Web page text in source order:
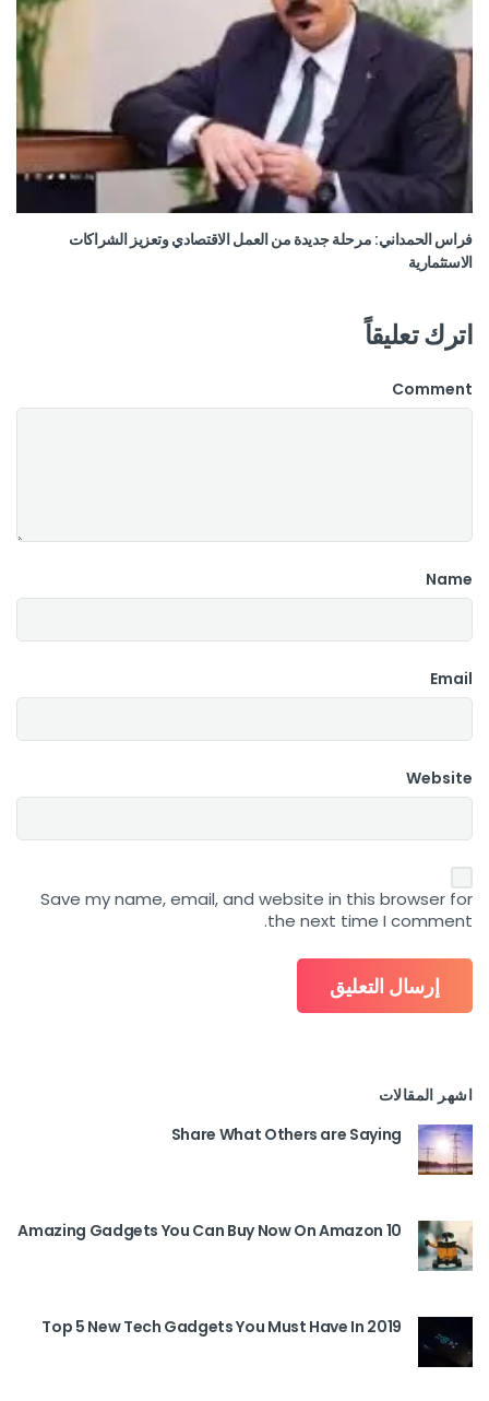
فراس الحمداني: مرحلة جديدة من العمل الاقتصادي وتعزيز الشراكات
الاستثمارية
اترك تعليقاً
Comment
Name
Email
Website
Save my name, email, and website in this browser for
the next time I comment.
اشهر المقالات
Share What Others are Saying
10 Amazing Gadgets You Can Buy Now On Amazon
Top 5 New Tech Gadgets You Must Have In 2019